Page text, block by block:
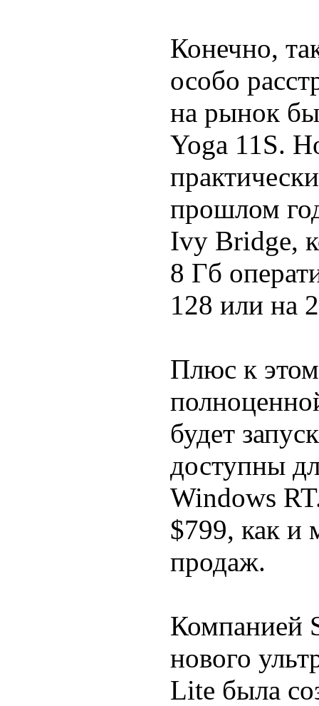
Конечно,
особо
на рынок
Yoga 11S.
прошлом
Ivy Bridge,
8 Гб
128 или на
Плюс к
будет
доступны
Windows
$799, как и
продаж.
Компанией
нового
Lite была